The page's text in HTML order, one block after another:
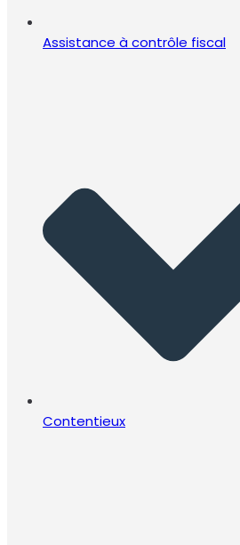
Assistance à contrôle fiscal
Contentieux